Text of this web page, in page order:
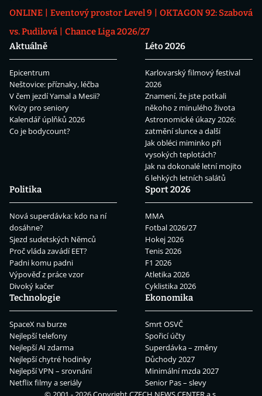
ONLINE
Eventový prostor Level 9
OKTAGON 92: Szabová
vs. Pudilová
Chance Liga 2026/27
Aktuálně
Epicentrum
Neštovice: příznaky, léčba
V čem jezdí Yamal a Mesii?
Kvízy pro seniory
Kalendář úplňků 2026
Co je bodycount?
Léto 2026
Karlovarský filmový festival
2026
Znamení, že jste potkali
někoho z minulého života
Astronomické úkazy 2026:
zatmění slunce a další
Jak obléci miminko při
vysokých teplotách?
Jak na dokonalé letní mojito
6 lehkých letních salátů
Politika
Nová superdávka: kdo na ní
dosáhne?
Sjezd sudetských Němců
Proč vláda zavádí EET?
Padni komu padni
Výpověď z práce vzor
Divoký kačer
Sport 2026
MMA
Fotbal 2026/27
Hokej 2026
Tenis 2026
F1 2026
Atletika 2026
Cyklistika 2026
Technologie
SpaceX na burze
Nejlepší telefony
Nejlepší AI zdarma
Nejlepší chytré hodinky
Nejlepší VPN – srovnání
Netflix filmy a seriály
Ekonomika
Smrt OSVČ
Spořicí účty
Superdávka – změny
Důchody 2027
Minimální mzda 2027
Senior Pas – slevy